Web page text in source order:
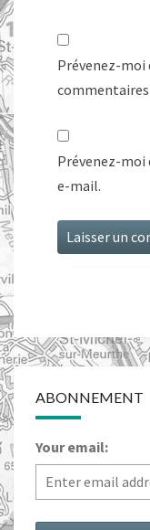
Prévenez-moi
Prévenez-moi
e-mail.
ABONNEMENT
Your email: